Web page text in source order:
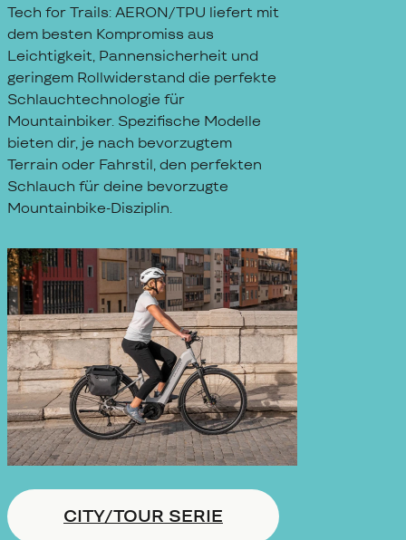
Tech for Trails: AERON/TPU liefert mit
dem besten Kompromiss aus
Leichtigkeit, Pannensicherheit und
geringem Rollwiderstand die perfekte
Schlauchtechnologie für
Mountainbiker. Spezifische Modelle
bieten dir, je nach bevorzugtem
Terrain oder Fahrstil, den perfekten
Schlauch für deine bevorzugte
Mountainbike-Disziplin.
CITY/TOUR SERIE